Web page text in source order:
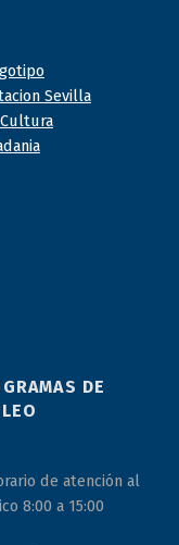
DE
de atención al
8:00 a 15:00